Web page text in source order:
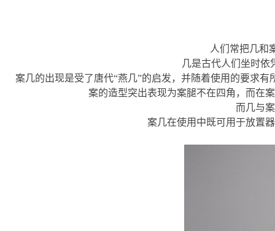
人们常把几和
几是古代人们坐时依
案几的出现是受了唐代“燕几”的启发，并随着使用的要求
案的造型突出表现为案腿不在四角，而在
而几与
案几在使用中既可用于放置